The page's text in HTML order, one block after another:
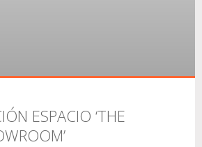
ESPACIO ‘THE